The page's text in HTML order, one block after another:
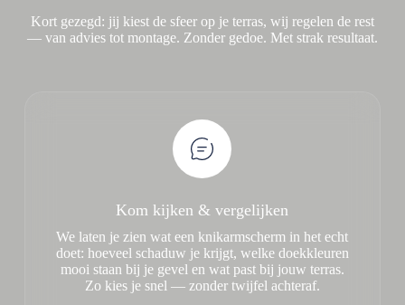
Kort gezegd: jij kiest de sfeer op je terras, wij regelen de rest
— van advies tot montage. Zonder gedoe. Met strak resultaat.
Kom kijken & vergelijken
We laten je zien wat een knikarmscherm in het echt
doet: hoeveel schaduw je krijgt, welke doekkleuren
mooi staan bij je gevel en wat past bij jouw terras.
Zo kies je snel — zonder twijfel achteraf.